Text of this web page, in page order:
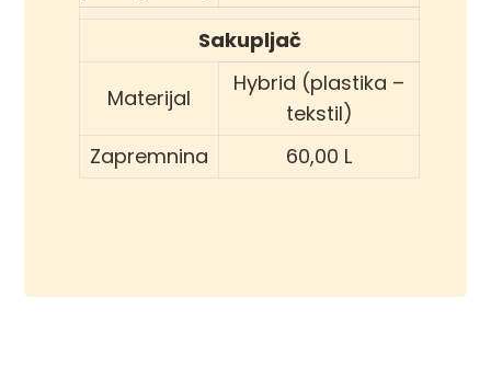
Sakupljač
Materijal
Hybrid (plastika –
tekstil)
Zapremnina
60,00 L